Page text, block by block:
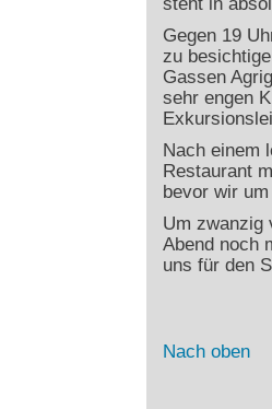
Gegen 19
zu
Gassen
sehr engen
Nach einem
Restaurant
bevor wir
Um zwanzig
Abend noch
uns für den
Nach oben